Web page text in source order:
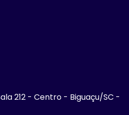
212 - Centro - Biguaçu/SC -